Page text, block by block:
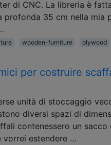
di CNC. La libreria è
35 cm nella mia
wooden-furniture plywood
per costruire
unità di stoccaggio
diversi spazi di
contenessero un
vorrei estendere …